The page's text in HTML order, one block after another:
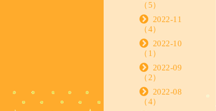
（5）
2022-11
（4）
2022-10
（1）
2022-09
（2）
2022-08
（4）